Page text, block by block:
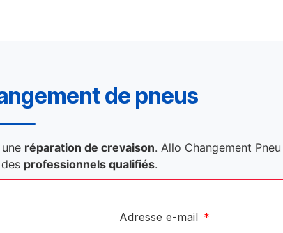
de pneus
réparation de crevaison. Allo Changement
professionnels qualifiés.
Adresse e-mail